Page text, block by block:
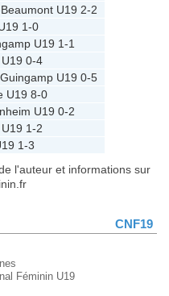
U19 2-2
1-0
U19 1-1
0-4
Guingamp U19 0-5
U19 8-0
U19 0-2
1-2
1-3
l'auteur et informations sur
CNF19
Féminin U19